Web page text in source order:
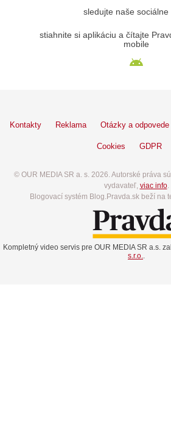
sledujte naše sociálne
stiahnite si aplikáciu a čítajte
mobile
Kontakty Reklama Otázky a odpovede
Cookies GDPR
© OUR MEDIA SR a. s. 2026. Autorské práva
vydavateľ, viac info.
Blogovací systém Blog.Pravda.sk beží na
Kompletný video servis pre OUR MEDIA SR a.s.
s.r.o.